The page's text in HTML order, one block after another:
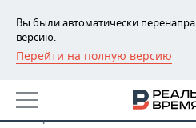
Вы были автоматически
версию.
Перейти на полную версию
РЕГИОНЫ
БАШКОРТОСТАН
НОВОСТИ
ОБЩЕСТВО